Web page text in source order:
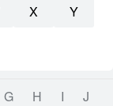
X
Y
G H I
J